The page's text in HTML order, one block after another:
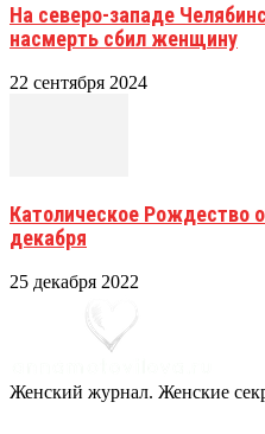
На северо-западе
насмерть сбил женщину
22 сентября 2024
Католическое Рождество
декабря
25 декабря 2022
Женский журнал. Женские